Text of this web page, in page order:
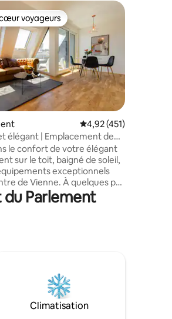
base de 220 commentaires : 4,99 sur 5
voyageurs
voyageurs
Évaluation moyenne
4,92 (451)
élégant | Emplacement de
Size et balcon
le confort de votre élégant
sur le toit, baigné de soleil,
exceptionnels
de Vienne. À quelques pas
et du Danube,
promet une retraite
vie ouvert Cuisine ✔
équipée Balcon ✔ privé
✔ connectée Wifi ✔ haut débit
✔ Climatisation Lire la suite ↓
Parlement
Climatisation